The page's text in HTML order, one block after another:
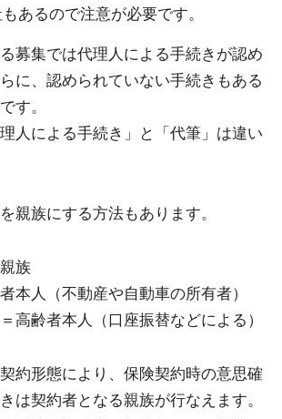
あるので注意が必要です。
募集では代理人による手続きが認め
に、認められていない手続きもある
す。
人による手続き」と「代筆」は違い
親族にする方法もあります。
族
本人（不動産や自動車の所有者）
高齢者本人（口座振替などによる）
約形態により、保険契約時の意思確
は契約者となる親族が行なえます。